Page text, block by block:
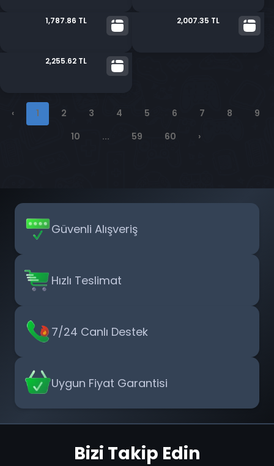
1,787.86 TL 2,007.35 TL
2,255.62 TL
‹ 1 2 3 4 5 6 7 8
9
10
... 59 60 ›
Güvenli Alışveriş
Hızlı Teslimat
7/24 Canlı Destek
Uygun Fiyat Garantisi
Bizi Takip Edin